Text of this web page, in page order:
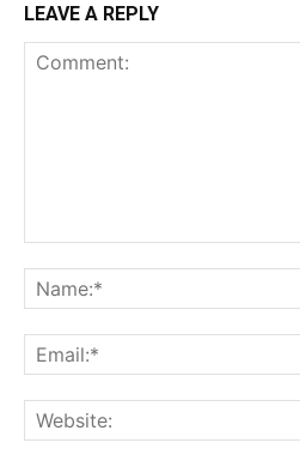
LEAVE A REPLY